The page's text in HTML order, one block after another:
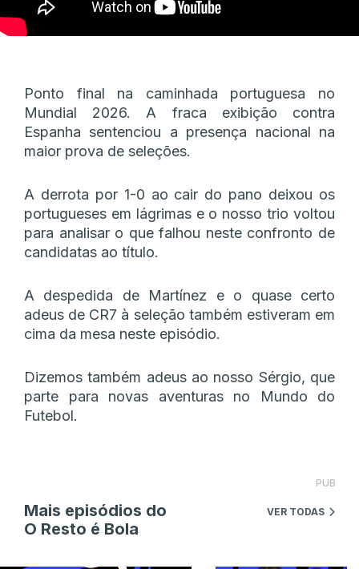
Ponto final na caminhada portuguesa no
Mundial 2026. A fraca exibição contra
Espanha sentenciou a presença nacional na
maior prova de seleções.
A derrota por 1-0 ao cair do pano deixou os
portugueses em lágrimas e o nosso trio voltou
para analisar o que falhou neste confronto de
candidatas ao título.
A despedida de Martínez e o quase certo
adeus de CR7 à seleção também estiveram em
cima da mesa neste episódio.
Dizemos também adeus ao nosso Sérgio, que
parte para novas aventuras no Mundo do
Futebol.
PUB
Mais episódios do
O Resto é Bola
VER TODAS